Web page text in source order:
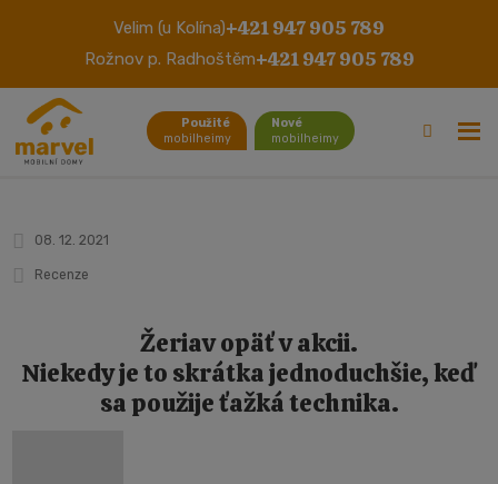
Velim (u Kolína)+421 947 905 789
Rožnov p. Radhoštěm+421 947 905 789
Použité
mobilheimy
Nové
mobilheimy
Bluebird Brookwood mobilheim a
usadenie žeriavom
(Zlínsko)
08. 12. 2021
Recenze
Žeriav opäť v akcii.
Niekedy je to skrátka jednoduchšie, keď
sa použije ťažká technika.